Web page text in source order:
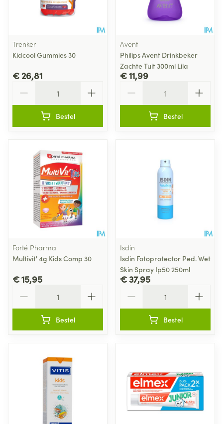
Trenker
Kidcool Gummies 30
€ 26,81
Bestel
Avent
Philips Avent Drinkbeker
Zachte Tuit 300ml Lila
€ 11,99
Bestel
Forté Pharma
Multivit' 4g Kids Comp 30
€ 15,95
Bestel
Isdin
Isdin Fotoprotector Ped. Wet
Skin Spray Ip50 250ml
€ 37,95
Bestel